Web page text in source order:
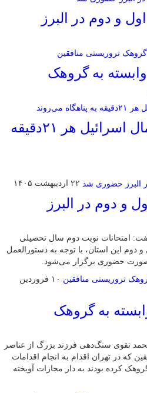
و دوم در البرز
وابسته به گروهک
لیبرمن: ساکنان شمال اسرائیل هر ۲۱دقیقه
۲۲ اردیبهشت ۱۴۰۵
و دوم در البرز
امتحانات نوبت دوم سال تحصیلی
اول و دوم این استان، با توجه به دستورالعمل
حضوری برگزار می‌شود.
۱۰ فروردین
وابسته به گروهک
محمد تقوی سنگ‌دهی فرزند بزرگ از عناصر
که در تهران اقدام به انجام اقدامات
کرده بودند به دار مجازات آویخته